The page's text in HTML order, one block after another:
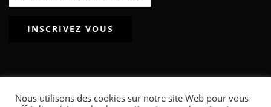
Nous utilisons des cookies sur notre site Web pour vous